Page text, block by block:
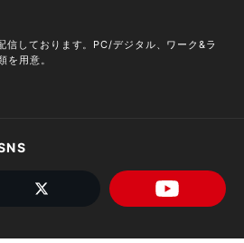
信しております。PC/デジタル、ワーク&ラ
を用意。